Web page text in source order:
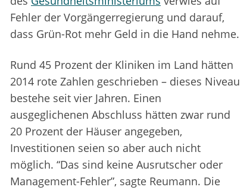
Fehler der Vorgängerregierung und darauf,
dass Grün-Rot mehr Geld in die Hand nehme.
Rund 45 Prozent der Kliniken im Land hätten
2014 rote Zahlen geschrieben – dieses Niveau
bestehe seit vier Jahren. Einen
ausgeglichenen Abschluss hätten zwar rund
20 Prozent der Häuser angegeben,
Investitionen seien so aber auch nicht
möglich. “Das sind keine Ausrutscher oder
Management-Fehler”, sagte Reumann. Die